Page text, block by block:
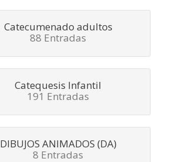
Catecumenado adultos
88 Entradas
Catequesis Infantil
191 Entradas
DIBUJOS ANIMADOS (DA)
8 Entradas